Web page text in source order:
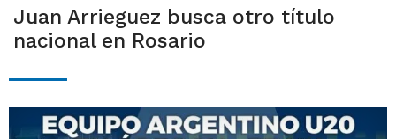
Juan Arrieguez busca otro título
nacional en Rosario